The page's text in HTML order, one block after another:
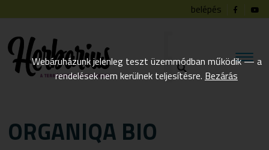
belépés
ORGANIQA BIO
Webáruházunk jelenleg teszt üzemmódban működik — a
rendelések nem kerülnek teljesítésre. Bezárás